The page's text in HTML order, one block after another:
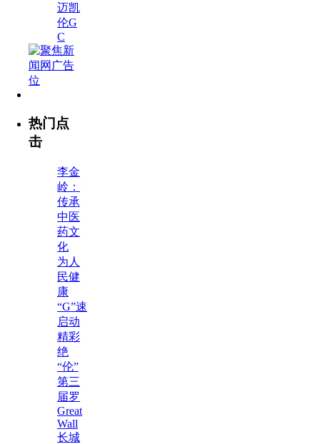
迈凯
伦G
C
热门点
击
李金
岭：
传承
中医
药文
化
为人
民健
康
“G”速
启动
精彩
绝
“伦”
第三
届罗
Great
Wall
长城